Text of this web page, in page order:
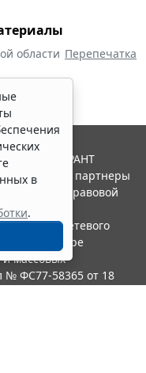
области Перепечатка
в
.
ГАРАНТ
и ее партнеры
правовой
качестве сетевого
в сфере
массовых
№ ФС77-58365 от 18